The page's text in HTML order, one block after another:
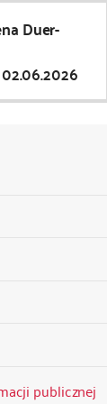
publicznej
Duer-
02.06.2026